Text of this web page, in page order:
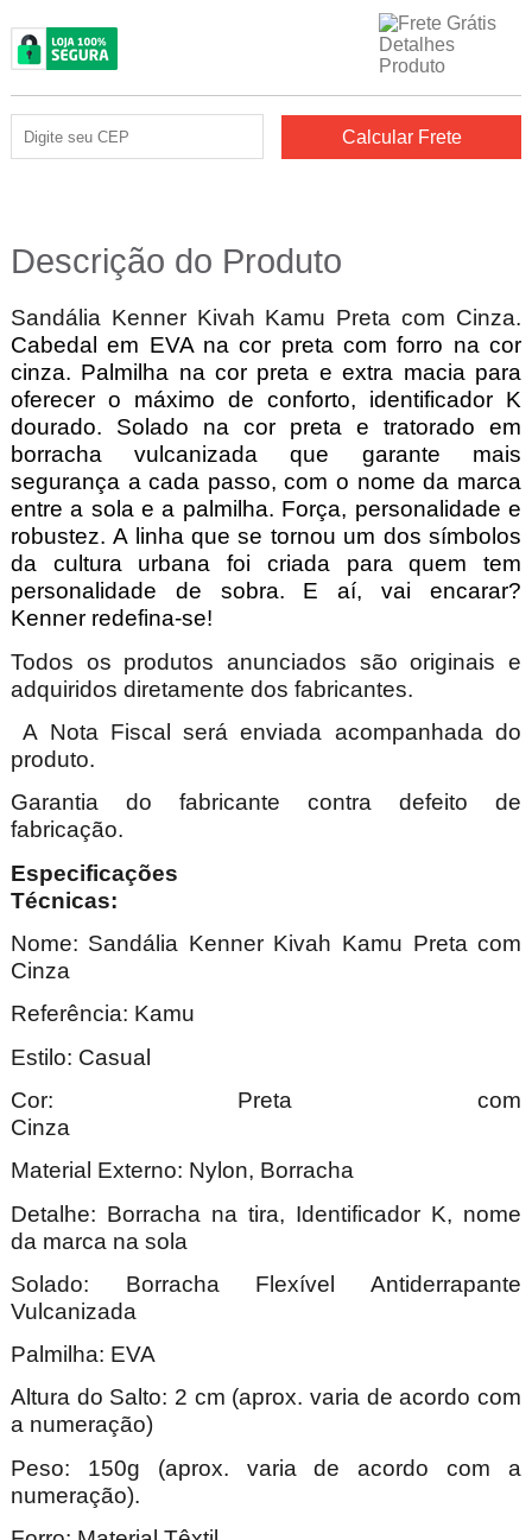
Descrição do Produto
Sandália Kenner Kivah Kamu Preta com Cinza.
Cabedal em EVA na cor preta com forro na cor
cinza. Palmilha na cor preta e extra macia para
oferecer o máximo de conforto, identificador K
dourado. Solado na cor preta e tratorado em
borracha vulcanizada que garante mais
segurança a cada passo, com o nome da marca
entre a sola e a palmilha. Força, personalidade e
robustez. A linha que se tornou um dos símbolos
da cultura urbana foi criada para quem tem
personalidade de sobra. E aí, vai encarar?
Kenner redefina-se!
Todos os produtos anunciados são originais e
adquiridos diretamente dos fabricantes.
A Nota Fiscal será enviada acompanhada do
produto.
Garantia do fabricante contra defeito de
fabricação.
Especificações
Nome: Sandália Kenner Kivah Kamu Preta com
Cinza
Referência: Kamu
Estilo: Casual
Cor: Preta com
Material Externo: Nylon, Borracha
Detalhe: Borracha na tira, Identificador K, nome
da marca na sola
Solado: Borracha Flexível Antiderrapante
Vulcanizada
Palmilha: EVA
Altura do Salto: 2 cm (aprox. varia de acordo com
a numeração)
Peso: 150g (aprox. varia de acordo com a
numeração).